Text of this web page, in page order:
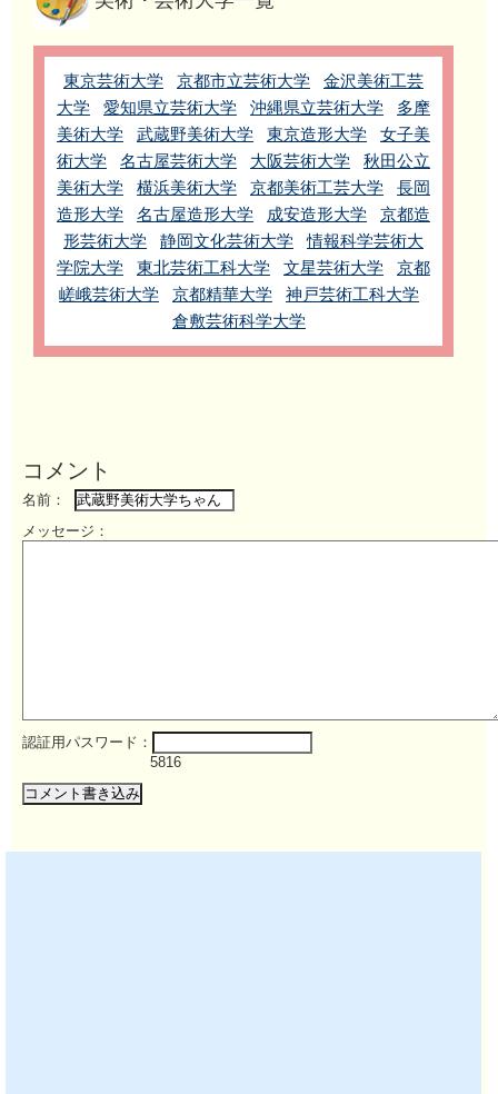
東京芸術大学 京都市立芸術大学
金沢美術工芸
大学
愛知県立芸術大学 沖縄県立芸術大学
多摩
美術大学
武蔵野美術大学 東京造形大学
女子美
術大学
名古屋芸術大学 大阪芸術大学
秋田公立
美術大学
横浜美術大学 京都美術工芸大学
長岡
造形大学
名古屋造形大学 成安造形大学
京都造
形芸術大学
静岡文化芸術大学
情報科学芸術大
学院大学
東北芸術工科大学 文星芸術大学
京都
嵯峨芸術大学
京都精華大学
神戸芸術工科大学
倉敷芸術科学大学
コメント
名前：
メッセージ：
認証用パスワード：
5816